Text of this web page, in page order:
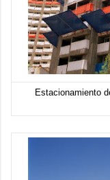
Estacionamiento